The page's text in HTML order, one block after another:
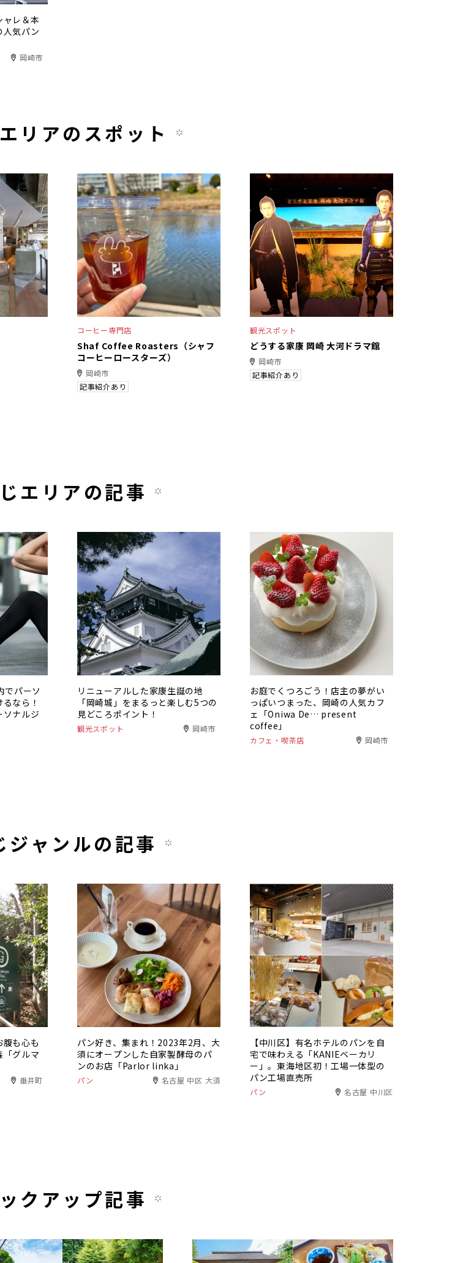
ャレ＆本
人気パン
岡崎市
リアのスポット
コーヒー専門店
Shaf Coffee Roasters（シャフ
コーヒーロースターズ）
岡崎市
記事紹介あり
観光スポット
どうする家康 岡崎 大河ドラマ館
岡崎市
記事紹介あり
エリアの記事
でパーソ
なら！
ソナルジ
リニューアルした家康生誕の地
「岡崎城」をまるっと楽しむ5つの
見どころポイント！
観光スポット 岡崎市
お庭でくつろごう！店主の夢がい
っぱいつまった、岡崎の人気カフ
ェ「Oniwa De… present
coffee」
カフェ・喫茶店 岡崎市
ジャンルの記事
も心も
「グルマ
垂井町
パン好き、集まれ！2023年2月、大
須にオープンした自家製酵母のパ
ンのお店「Parlor linka」
パン 名古屋 中区 大須
【中川区】有名ホテルのパンを自
宅で味わえる「KANIEベーカリ
ー」。東海地区初！工場一体型の
パン工場直売所
パン 名古屋 中川区
クアップ記事